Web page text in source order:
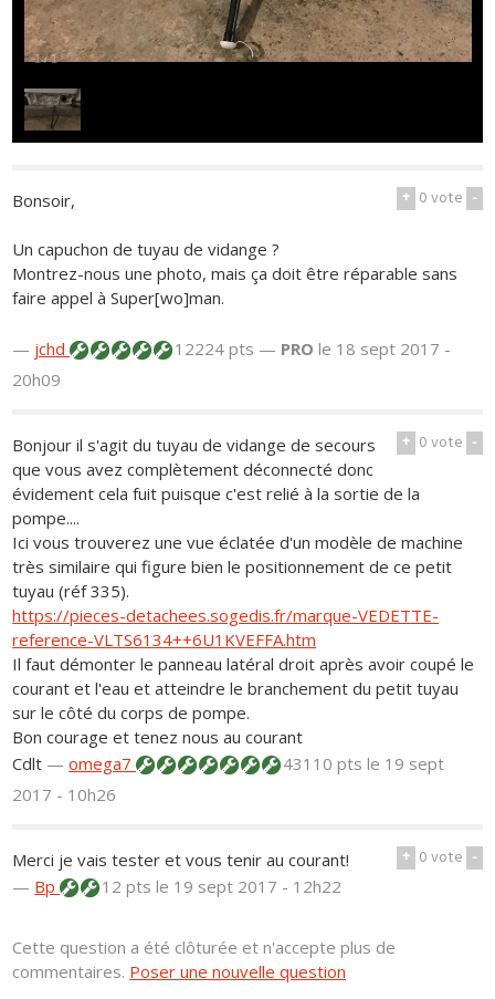
1/1
+ 0vote -
Bonsoir,
Un capuchon de tuyau de vidange ?
Montrez-nous une photo, mais ça doit être réparable sans
faire appel à Super[wo]man.
— jchd 12224 pts — PRO le 18 sept 2017 -
20h09
+ 0vote -
Bonjour il s'agit du tuyau de vidange de secours
que vous avez complètement déconnecté donc
évidement cela fuit puisque c'est relié à la sortie de la
pompe....
Ici vous trouverez une vue éclatée d'un modèle de machine
très similaire qui figure bien le positionnement de ce petit
tuyau (réf 335).
https://pieces-detachees.sogedis.fr/marque-VEDETTE-
reference-VLTS6134++6U1KVEFFA.htm
Il faut démonter le panneau latéral droit après avoir coupé le
courant et l'eau et atteindre le branchement du petit tuyau
sur le côté du corps de pompe.
Bon courage et tenez nous au courant
Cdlt —omega7 43110 ptsle 19 sept
2017 - 10h26
+ 0vote -
Merci je vais tester et vous tenir au courant!
— Bp 12 ptsle 19 sept 2017 - 12h22
Cette question a été clôturée et n'accepte plus de
commentaires. Poser une nouvelle question